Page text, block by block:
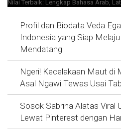
Profil dan Biodata Veda
Indonesia yang Siap
Mendatang
Ngeri! Kecelakaan Maut di
Asal Ngawi Tewas Usai
Sosok Sabrina Alatas Viral
Lewat Pinterest dengan